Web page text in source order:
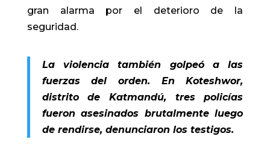
gran alarma por el deterioro de la
seguridad.
La violencia también golpeó a las
fuerzas del orden. En Koteshwor,
distrito de Katmandú, tres policías
fueron asesinados brutalmente luego
de rendirse, denunciaron los testigos.